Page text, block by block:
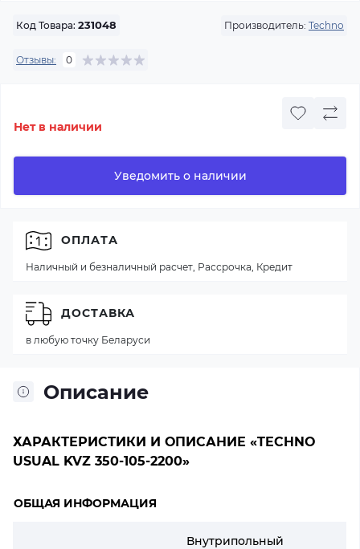
Код Товара: 231048 Производитель: Techno
Отзывы: 0
Нет в наличии
Уведомить о наличии
Описание
ХАРАКТЕРИСТИКИ И ОПИСАНИЕ «TECHNO
USUAL KVZ 350-105-2200»
ОБЩАЯ ИНФОРМАЦИЯ
Внутрипольный
ОПЛАТА
Наличный и безналичный расчет, Рассрочка, Кредит
ДОСТАВКА
в любую точку Беларуси